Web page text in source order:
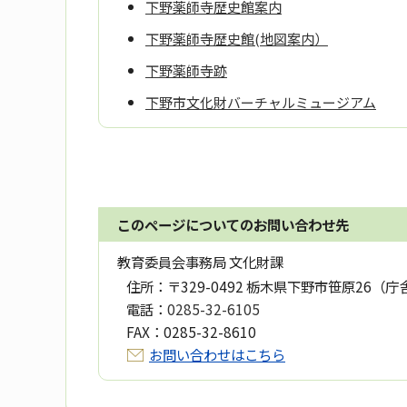
下野薬師寺歴史館案内
下野薬師寺歴史館(地図案内）
下野薬師寺跡
下野市文化財バーチャルミュージアム
このページについてのお問い合わせ先
教育委員会事務局 文化財課
住所： 〒329-0492 栃木県下野市笹原26（庁
電話： 0285-32-6105
FAX： 0285-32-8610
お問い合わせはこちら